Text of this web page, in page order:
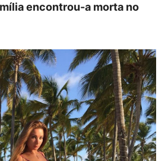
encontrou-a morta no